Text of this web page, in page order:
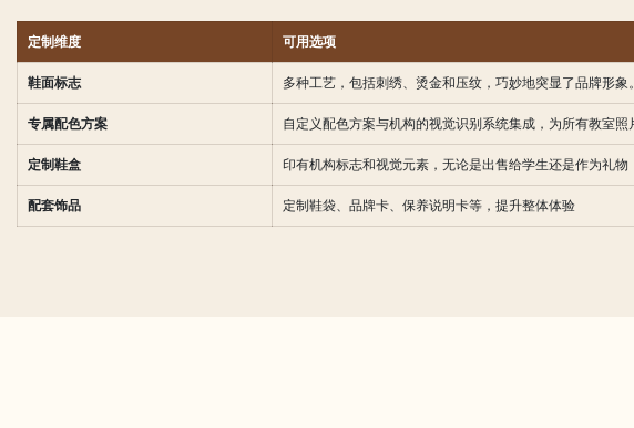
定制维度 可用选项
鞋面标志 多种工艺，包括刺绣、烫金和压纹，巧妙地突显了品牌形象。
专属配色方案 自定义配色方案与机构的视觉识别系统集成，为所有教室照
定制鞋盒 印有机构标志和视觉元素，无论是出售给学生还是作为礼物
配套饰品 定制鞋袋、品牌卡、保养说明卡等，提升整体体验